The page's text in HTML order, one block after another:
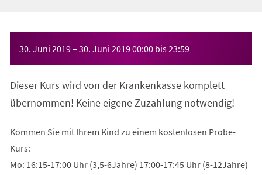
30. Juni 2019– 30. Juni 201900:00 bis23:59
Dieser Kurs wird von der Krankenkasse komplett
übernommen! Keine eigene Zuzahlung notwendig!
Kommen Sie mit Ihrem Kind zu einem kostenlosen Probe-
Kurs:
Mo: 16:15-17:00 Uhr (3,5-6Jahre) 17:00-17:45 Uhr (8-12Jahre)